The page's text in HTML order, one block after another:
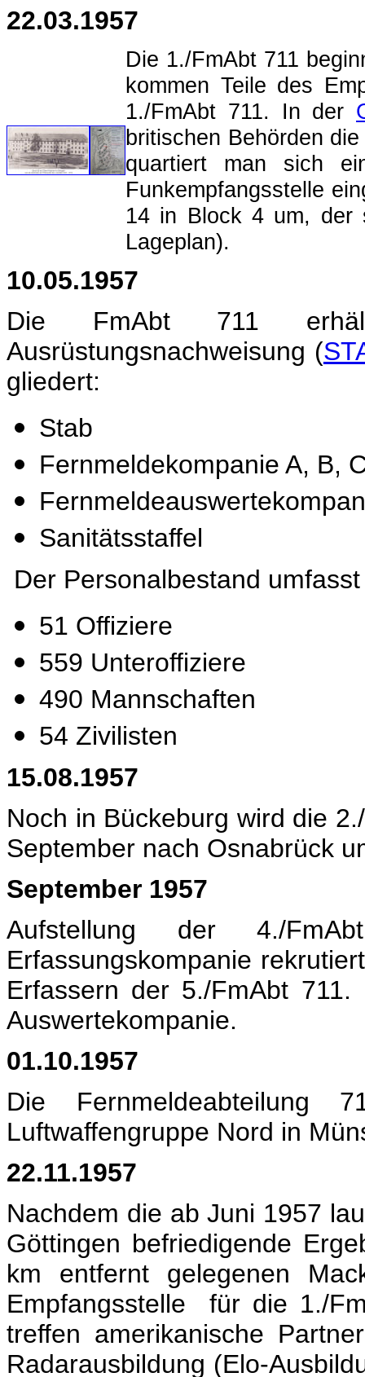
22.03.1957
Die 1./FmAbt 711
kommen Teile des
1./FmAbt 711. In der
britischen Behörden
quartiert man sich
Funkempfangsstelle
14 in Block 4 um, der
Lageplan).
10.05.1957
Die FmAbt 711
Ausrüstungsnachweisung (
gliedert:
Stab
Fernmeldekompanie A, B,
Sanitätsstaffel
Der Personalbestand
51 Offiziere
559 Unteroffiziere
490 Mannschaften
54 Zivilisten
15.08.1957
Noch in Bückeburg wird die
September nach Osnabrück
September 1957
Aufstellung der 4./
Erfassungskompanie
Erfassern der 5./FmAbt
Auswertekompanie.
01.10.1957
Die Fernmeldeabteilung
Luftwaffengruppe Nord in
22.11.1957
Nachdem die ab Juni 1957
Göttingen befriedigende
km entfernt gelegenen
Empfangsstelle für die 1./
treffen amerikanische
Radarausbildung (Elo-